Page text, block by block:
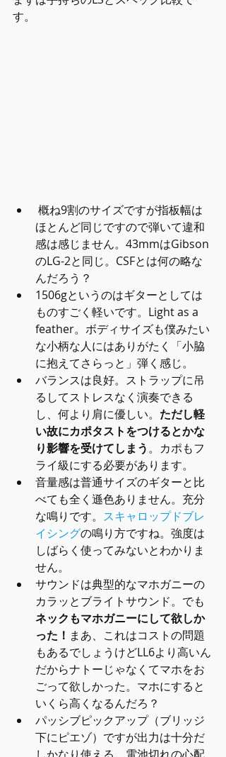
す。
ほとんど同じですので弾いて違和
感は感じません。43mmはGibson
のLG-2と同じ。CSFとは何の略な
んだろう？
1506gというのはギターとしては
ものすごく軽いです。Light as a
feather。ボディサイズも僕みたい
な小柄な人にはありがたく「小脇
に抱えてさらっと」弾く感じ。
バランスは良好。ストラップに吊
るしてストレスなく演奏できる
し、何より肩に優しい。 ただし軽
い故にカポタストをつけるとかな
り影響を受けてしまう。カポもフ
ライ級にする必要があります。
音量感は普通サイズのギターと比
べても全く遜色ありません。充分
な鳴りです。 スキャロップドブレ
イシングの鳴り方ですね。強度は
しばらく使ってみないとわかりま
せん。
サウンドは典型的なマホガニーの
カラッとブライトサウンド。でも
ネックもマホガニーにして欲しか
った！ まあ、これはコストの問題
もあるでしょうけどLL6より高いん
だからナトーじゃなくてマホをお
ごって欲しかった。マホにすると
いくら高くなるんだろ？
パッシブピックアップ（ブリッジ
下にピエゾ）ですが出力は十分だ
しかなり使える。電池切れの心配